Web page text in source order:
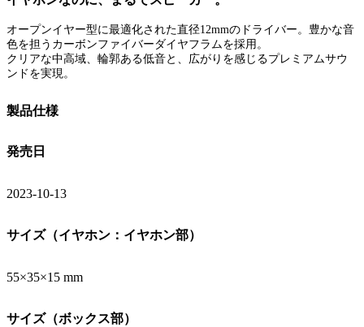
オープンイヤー型に最適化された直径12mmのドライバー。豊かな音
色を担うカーボンファイバーダイヤフラムを採用。
クリアな中高域、輪郭ある低音と、広がりを感じるプレミアムサウ
ンドを実現。
製品仕様
発売日
2023-10-13
サイズ（イヤホン：イヤホン部）
55×35×15 mm
サイズ（ボックス部）